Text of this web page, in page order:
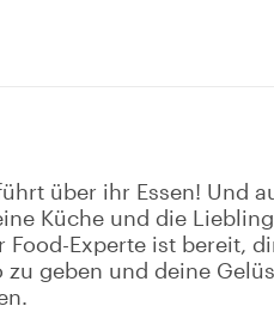
über ihr Essen! Und
Küche und die
Food-Experte ist bereit,
geben und deine